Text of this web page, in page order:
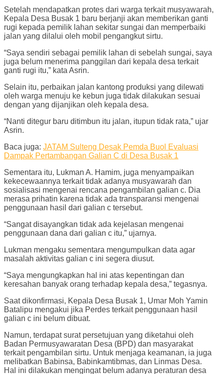
Setelah mendapatkan protes dari warga terkait musyawarah,
Kepala Desa Busak 1 baru berjanji akan memberikan ganti
rugi kepada pemilik lahan sekitar sungai dan memperbaiki
jalan yang dilalui oleh mobil pengangkut sirtu.
“Saya sendiri sebagai pemilik lahan di sebelah sungai, saya
juga belum menerima panggilan dari kepala desa terkait
ganti rugi itu,” kata Asrin.
Selain itu, perbaikan jalan kantong produksi yang dilewati
oleh warga menuju ke kebun juga tidak dilakukan sesuai
dengan yang dijanjikan oleh kepala desa.
“Nanti ditegur baru ditimbun itu jalan, itupun tidak rata,” ujar
Asrin.
Baca juga: JATAM Sulteng Desak Pemda Buol Evaluasi
Dampak Pertambangan Galian C di Desa Busak 1
Sementara itu, Lukman A. Hamim, juga menyampaikan
kekecewaannya terkait tidak adanya musyawarah dan
sosialisasi mengenai rencana pengambilan galian c. Dia
merasa prihatin karena tidak ada transparansi mengenai
penggunaan hasil dari galian c tersebut.
“Sangat disayangkan tidak ada kejelasan mengenai
penggunaan dana dari galian c itu,” ujarnya.
Lukman mengaku sementara mengumpulkan data agar
masalah aktivitas galian c ini segera diusut.
“Saya mengungkapkan hal ini atas kepentingan dan
keresahan banyak orang terhadap kepala desa,” tegasnya.
Saat dikonfirmasi, Kepala Desa Busak 1, Umar Moh Yamin
Batalipu mengakui jika Perdes terkait penggunaan hasil
galian c ini belum dibuat.
Namun, terdapat surat persetujuan yang diketahui oleh
Badan Permusyawaratan Desa (BPD) dan masyarakat
terkait pengambilan sirtu. Untuk menjaga keamanan, ia juga
melibatkan Babinsa, Babinkamtibmas, dan Linmas Desa.
Hal ini dilakukan mengingat belum adanya peraturan desa